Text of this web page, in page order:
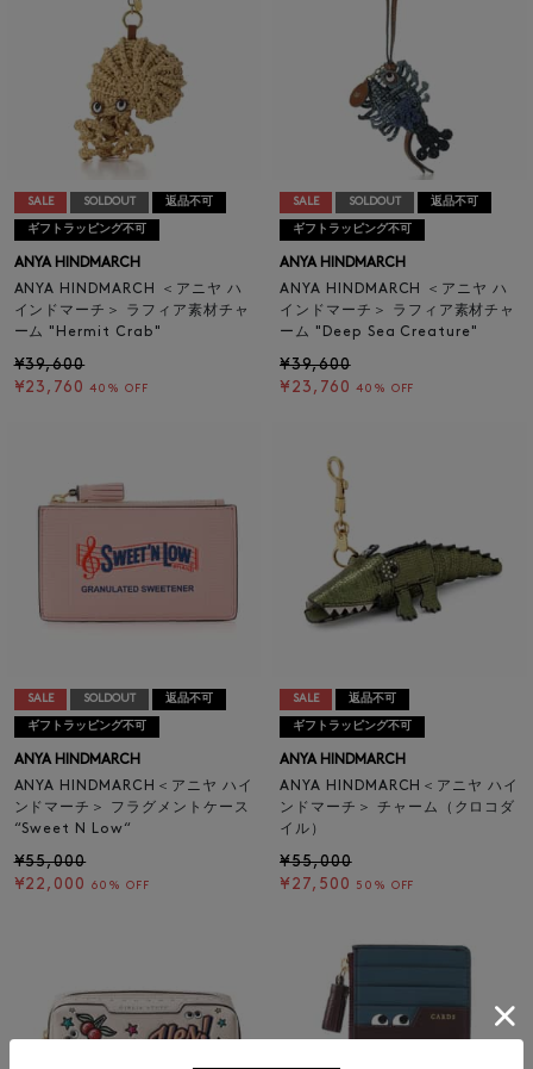
SALE SOLDOUT 返品不可
ギフトラッピング不可
ANYA HINDMARCH
ANYA HINDMARCH ＜アニヤ ハ
インドマーチ＞ ラフィア素材チャ
ーム "Hermit Crab"
¥39,600
¥23,760 40% OFF
SALE SOLDOUT 返品不可
ギフトラッピング不可
ANYA HINDMARCH
ANYA HINDMARCH ＜アニヤ ハ
インドマーチ＞ ラフィア素材チャ
ーム "Deep Sea Creature"
¥39,600
¥23,760 40% OFF
SALE SOLDOUT 返品不可
ギフトラッピング不可
ANYA HINDMARCH
ANYA HINDMARCH＜アニヤ ハイ
ンドマーチ＞ フラグメントケース
“Sweet N Low“
¥55,000
¥22,000
60% OFF
SALE 返品不可
ギフトラッピング不可
ANYA HINDMARCH
ANYA HINDMARCH＜アニヤ ハイ
ンドマーチ＞ チャーム（クロコダ
イル）
¥55,000
¥27,500
50% OFF